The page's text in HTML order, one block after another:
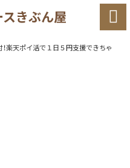
きぶん屋 
楽天ポイ活で１日５円支援できちゃう仕